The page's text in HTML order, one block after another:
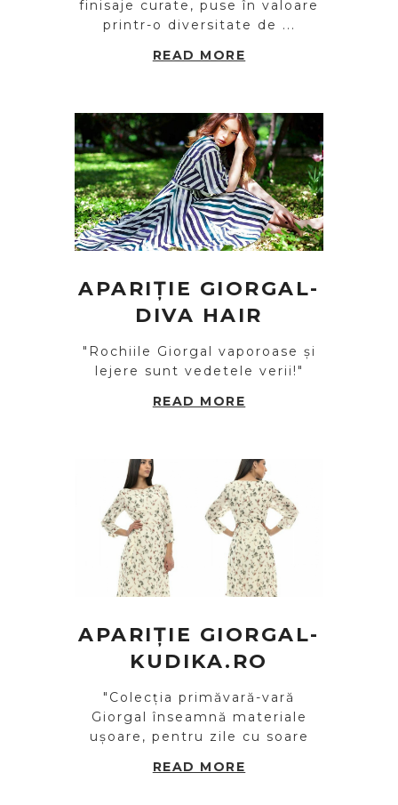
finisaje curate, puse în valoare
printr-o diversitate de ...
READ MORE
APARIȚIE GIORGAL-
DIVA HAIR
"Rochiile Giorgal vaporoase și
lejere sunt vedetele verii!"
READ MORE
APARIȚIE GIORGAL-
KUDIKA.RO
"Colecția primăvară-vară
Giorgal înseamnă materiale
ușoare, pentru zile cu soare
READ MORE